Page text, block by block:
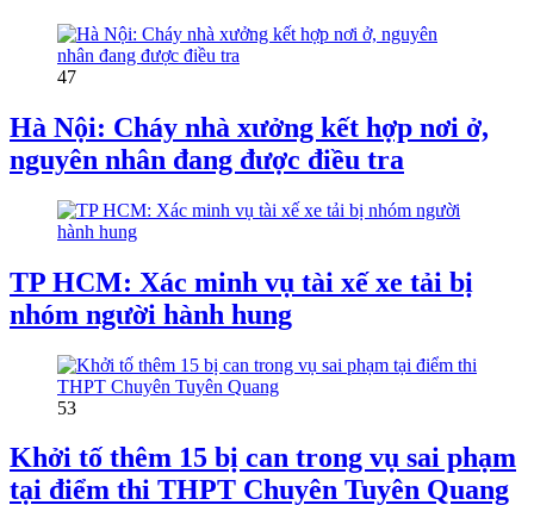
47
Hà Nội: Cháy nhà xưởng kết hợp nơi ở,
nguyên nhân đang được điều tra
TP HCM: Xác minh vụ tài xế xe tải bị
nhóm người hành hung
53
Khởi tố thêm 15 bị can trong vụ sai phạm
tại điểm thi THPT Chuyên Tuyên Quang